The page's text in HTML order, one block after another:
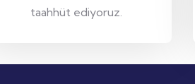
taahhüt ediyoruz.